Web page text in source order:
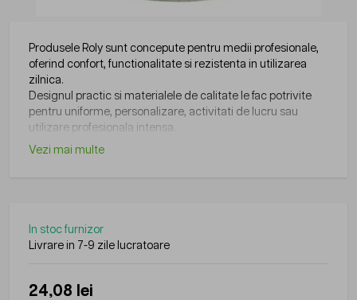
Produsele Roly sunt concepute pentru medii profesionale,
oferind confort, functionalitate si rezistenta in utilizarea
zilnica.
Designul practic si materialele de calitate le fac potrivite
pentru uniforme, personalizare, activitati de lucru sau
utilizare profesionala intensa.
Vezi mai multe
In stoc furnizor
Livrare in 7-9 zile lucratoare
24,08 lei